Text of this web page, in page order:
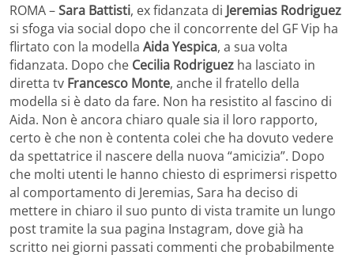
ROMA –Sara Battisti, ex fidanzata di Jeremias Rodriguez
si sfoga via social dopo che il concorrente del GF Vip ha
flirtato con la modella Aida Yespica, a sua volta
fidanzata. Dopo che Cecilia Rodriguez ha lasciato in
diretta tv Francesco Monte, anche il fratello della
modella si è dato da fare. Non ha resistito al fascino di
Aida. Non è ancora chiaro quale sia il loro rapporto,
certo è che non è contenta colei che ha dovuto vedere
da spettatrice il nascere della nuova “amicizia”. Dopo
che molti utenti le hanno chiesto di esprimersi rispetto
al comportamento di Jeremias, Sara ha deciso di
mettere in chiaro il suo punto di vista tramite un lungo
post tramite la sua pagina Instagram, dove già ha
scritto nei giorni passati commenti che probabilmente